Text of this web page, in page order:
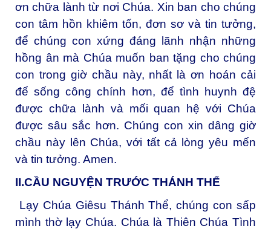
ơn chữa lành từ nơi Chúa. Xin ban cho chúng
con tâm hồn khiêm tốn, đơn sơ và tin tưởng,
để chúng con xứng đáng lãnh nhận những
hồng ân mà Chúa muốn ban tặng cho chúng
con trong giờ chầu này, nhất là ơn hoán cải
để sống công chính hơn, để tình huynh đệ
được chữa lành và mối quan hệ với Chúa
được sâu sắc hơn. Chúng con xin dâng giờ
chầu này lên Chúa, với tất cả lòng yêu mến
và tin tưởng. Amen.
II.CẦU NGUYỆN TRƯỚC THÁNH THỂ
Lạy Chúa Giêsu Thánh Thể, chúng con sấp
mình thờ lạy Chúa. Chúa là Thiên Chúa Tình